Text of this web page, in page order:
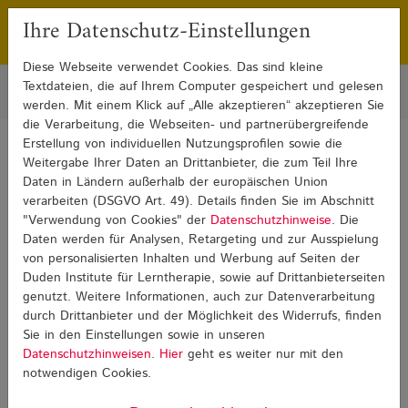
Franchising
Sie sind hier:
Blog
Lese-Rechtschreib-Schwäche Lese-Rechtschreib-Schwäche Detail
Lese-Rechtschreib-Schwäche
Ihre Datenschutz-Einstellungen
Diese Webseite verwendet Cookies. Das sind kleine
Textdateien, die auf Ihrem Computer gespeichert und gelesen
werden. Mit einem Klick auf „Alle akzeptieren“ akzeptieren Sie
die Verarbeitung, die Webseiten- und partnerübergreifende
Erstellung von individuellen Nutzungsprofilen sowie die
Weitergabe Ihrer Daten an Drittanbieter, die zum Teil Ihre
Daten in Ländern außerhalb der europäischen Union
verarbeiten (DSGVO Art. 49). Details finden Sie im Abschnitt
"Verwendung von Cookies" der Datenschutzhinweise. Die
Daten werden für Analysen, Retargeting und zur Ausspielung
von personalisierten Inhalten und Werbung auf Seiten der
Duden Institute für Lerntherapie, sowie auf Drittanbieterseiten
genutzt. Weitere Informationen, auch zur Datenverarbeitung
durch Drittanbieter und der Möglichkeit des Widerrufs, finden
Sie in den Einstellungen sowie in unseren
Datenschutzhinweisen. Hier geht es weiter nur mit den
notwendigen Cookies.